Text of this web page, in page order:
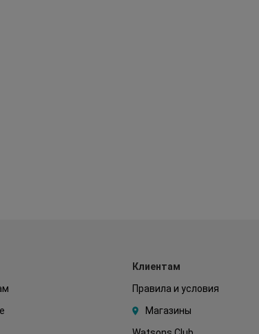
Клиентам
Правила и условия
Магазины